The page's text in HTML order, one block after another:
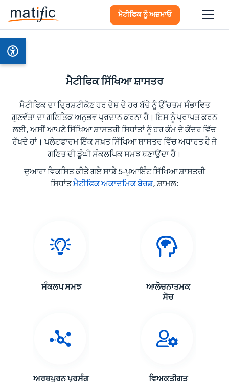
ਮੈਟੀਫਿਕ ਨੂੰ ਅਜ਼ਮਾਓ
ਮੈਟੀਫਿਕ ਸਿੱਖਿਆ ਸ਼ਾਸਤਰ
ਮੈਟੀਫਿਕ ਦਾ ਦ੍ਰਿਸ਼ਟੀਕੋਣ ਹਰ ਦੇਸ਼ ਦੇ ਹਰ ਬੱਚੇ ਨੂੰ ਉੱਚਤਮ ਸੰਭਾਵਿਤ
ਗੁਣਵੱਤਾ ਦਾ ਗਣਿਤਿਕ ਅਨੁਭਵ ਪ੍ਰਦਾਨ ਕਰਨਾ ਹੈ। ਇਸ ਨੂੰ ਪ੍ਰਾਪਤ ਕਰਨ
ਲਈ, ਅਸੀਂ ਆਪਣੇ ਸਿੱਖਿਆ ਸ਼ਾਸਤਰੀ ਸਿਧਾਂਤਾਂ ਨੂੰ ਹਰ ਕੰਮ ਦੇ ਕੇਂਦਰ ਵਿੱਚ
ਰੱਖਦੇ ਹਾਂ। ਪਲੇਟਫਾਰਮ ਇੱਕ ਸਖ਼ਤ ਸਿੱਖਿਆ ਸ਼ਾਸਤਰ ਵਿੱਚ ਅਧਾਰਤ ਹੈ ਜੋ
ਗਣਿਤ ਦੀ ਡੂੰਘੀ ਸੰਕਲਪਿਕ ਸਮਝ ਬਣਾਉਂਦਾ ਹੈ।
ਦੁਆਰਾ ਵਿਕਸਿਤ ਕੀਤੇ ਗਏ ਸਾਡੇ 5-ਪੁਆਇੰਟ ਸਿੱਖਿਆ ਸ਼ਾਸਤਰੀ
ਸਿਧਾਂਤ ਮੈਟੀਫਿਕ ਅਕਾਦਮਿਕ ਬੋਰਡ, ਸ਼ਾਮਲ:
ਸੰਕਲਪ ਸਮਝ
ਆਲੋਚਨਾਤਮਕ
ਸੋਚ
ਅਰਥਪੂਰਨ ਪ੍ਰਸੰਗ
ਵਿਅਕਤੀਗਤ